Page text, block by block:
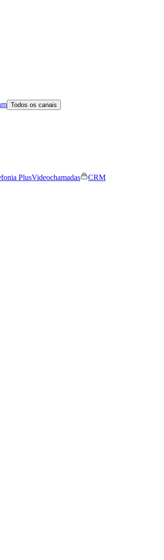
Todos os canais
PlusVideochamadas
CRM